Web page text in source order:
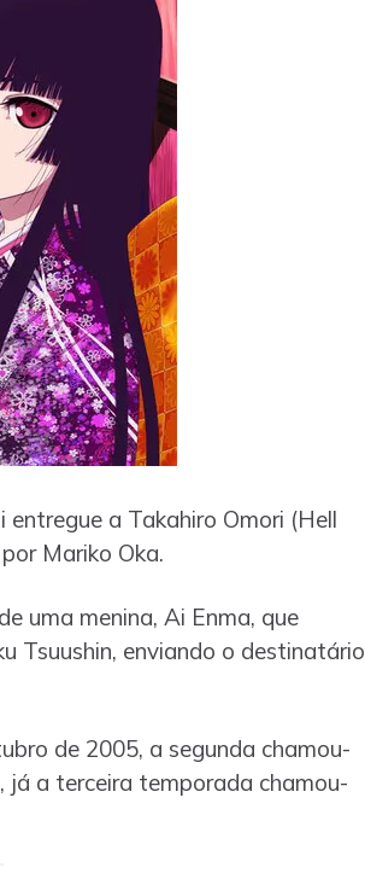
a Takahiro Omori (Hell
Mariko Oka.
uma menina, Ai Enma, que
Tsuushin, enviando o destinatário
de 2005, a segunda chamou-
já a terceira temporada chamou-